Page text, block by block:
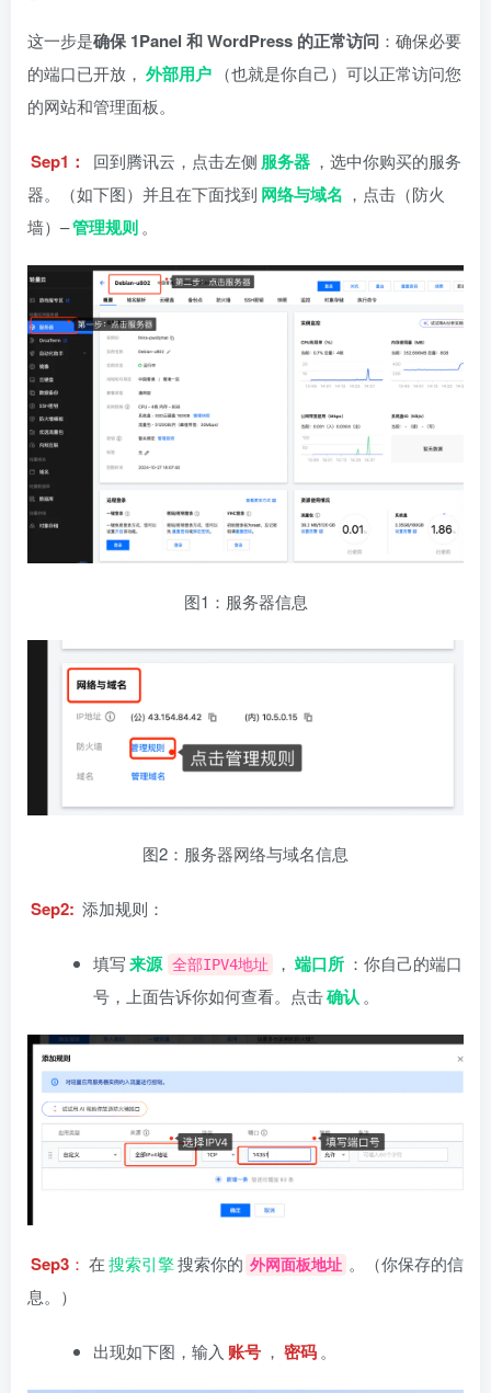
这一步是确保 1Panel 和 WordPress 的正常访问 ：确保必要
的端口已开放， 外部用户 （也就是你自己）可以正常访问您
的网站和管理面板。
Sep1： 回到腾讯云，点击左侧 服务器 ，选中你购买的服务
器。（如下图）并且在下面找到 网络与域名 ，点击（防火
墙）–管理规则 。
图1：服务器信息
图2：服务器网络与域名信息
Sep2: 添加规则：
填写来源 全部IPV4地址 ， 端口所 ：你自己的端口
号，上面告诉你如何查看。点击确认 。
Sep3 ： 在搜索引擎搜索你的 外网面板地址 。（你保存的信
息。）
出现如下图，输入 账号 ， 密码 。